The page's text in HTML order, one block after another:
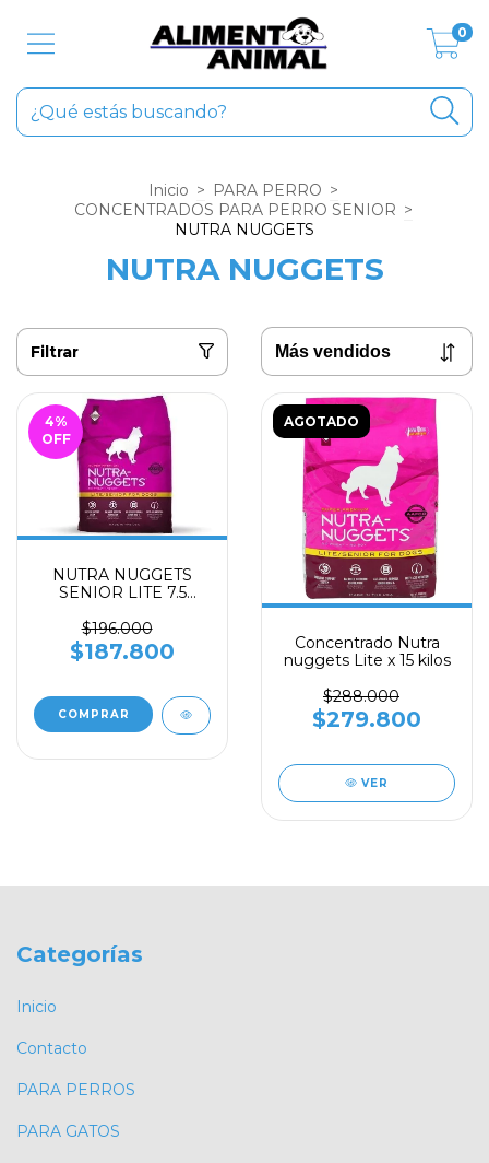
0
Inicio > PARA PERRO >
CONCENTRADOS PARA PERRO SENIOR >
NUTRA NUGGETS
NUTRA NUGGETS
Filtrar
4%
OFF
NUTRA NUGGETS
SENIOR LITE 7.5
$196.000
$187.800
AGOTADO
Concentrado Nutra
nuggets Lite x 15 kilos
$288.000
$279.800
VER
Categorías
Inicio
Contacto
PARA PERROS
PARA GATOS